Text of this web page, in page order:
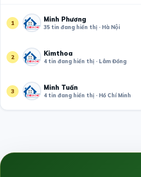
1 Minh Phương
35 tin đang hiển thị · Hà Nội
2 Kimthoa
4 tin đang hiển thị · Lâm Đồng
3 Minh Tuấn
4 tin đang hiển thị · Hồ Chí Minh